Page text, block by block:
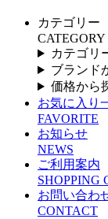
カテゴリー
CATEGORY
カテゴリ
ブランド
価格から
お気に入り
FAVORITE
お知らせ
NEWS
ご利用案内
SHOPPING
お問い合わ
CONTACT